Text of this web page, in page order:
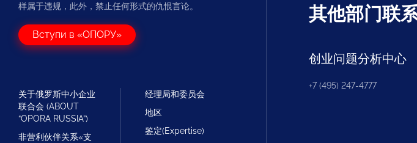
样属于违规，此外，禁止任何形式的仇恨言论。
Вступи в «ОПОРУ»
关于俄罗斯中小企业
联合会 (ABOUT
“OPORA RUSSIA”)
非营利伙伴关系«支
经理局和委员会
地区
鉴定(Expertise)
其他部门联
创业问题分析中心
+7 (495) 247-4777